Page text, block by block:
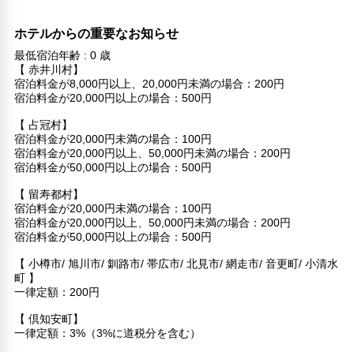
ホテルからの重要なお知らせ
最低宿泊年齢 : 0 歳
【 赤井川村】
宿泊料金が8,000円以上、20,000円未満の場合：200円
宿泊料金が20,000円以上の場合：500円
【 占冠村】
宿泊料金が20,000円未満の場合：100円
宿泊料金が20,000円以上、50,000円未満の場合：200円
宿泊料金が50,000円以上の場合：500円
【 留寿都村】
宿泊料金が20,000円未満の場合：100円
宿泊料金が20,000円以上、50,000円未満の場合：200円
宿泊料金が50,000円以上の場合：500円
【 小樽市/ 旭川市/ 釧路市/ 帯広市/ 北見市/ 網走市/ 音更町/ 小清水
町 】
一律定額：200円
【 倶知安町】
一律定額：3%（3%に道税分を含む）